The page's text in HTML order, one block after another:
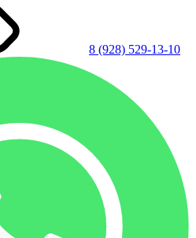
8 (928) 529-13-10